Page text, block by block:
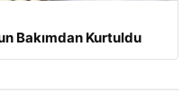
Bakımdan Kurtuldu